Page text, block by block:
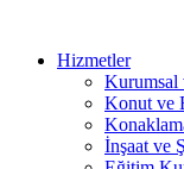
Hizmetler
Kurumsal
Konut ve
İnşaat ve